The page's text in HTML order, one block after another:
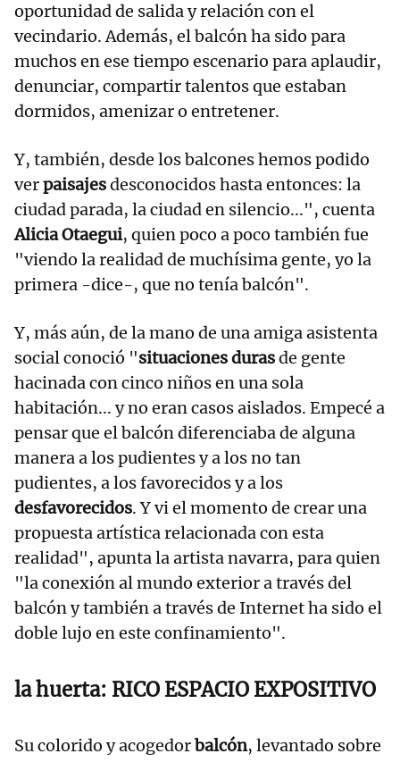
oportunidad de salida y relación con el
vecindario. Además, el balcón ha sido para
muchos en ese tiempo escenario para aplaudir,
denunciar, compartir talentos que estaban
dormidos, amenizar o entretener.
Y, también, desde los balcones hemos podido
verpaisajesdesconocidos hasta entonces: la
ciudad parada, la ciudad en silencio...", cuenta
Alicia Otaegui, quien poco a poco también fue
"viendo la realidad de muchísima gente, yo la
primera -dice-, que no tenía balcón".
Y, más aún, de la mano de una amiga asistenta
social conoció "situaciones durasde gente
hacinada con cinco niños en una sola
habitación... y no eran casos aislados. Empecé a
pensar que el balcón diferenciaba de alguna
manera a los pudientes y a los no tan
pudientes, a los favorecidos y a los
desfavorecidos. Y vi el momento de crear una
propuesta artística relacionada con esta
realidad", apunta la artista navarra, para quien
"la conexión al mundo exterior a través del
balcón y también a través de Internet ha sido el
doble lujo en este confinamiento".
la huerta: RICO ESPACIO EXPOSITIVO
Su colorido y acogedorbalcón, levantado sobre